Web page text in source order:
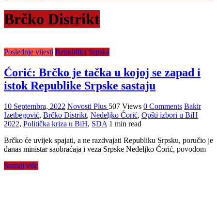
Brčko Distrikt
Poslednje vijesti Republika Srpska
Ćorić: Brčko je tačka u kojoj se zapad i
istok Republike Srpske sastaju
10 Septembra, 2022 Novosti Plus 507 Views 0 Comments Bakir
Izetbegović, Brčko Distrikt, Nedeljko Ćorić, Opšti izbori u BiH
2022, Politička kriza u BiH, SDA 1 min read
Brčko će uvijek spajati, a ne razdvajati Republiku Srpsku, poručio je
danas ministar saobraćaja i veza Srpske Nedeljko Ćorić, povodom
Saznaj više